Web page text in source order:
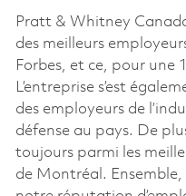
Pratt & Whitney
des meilleurs
Forbes, et ce, pour une
L’entreprise s’est
des employeurs de
défense au pays. De
toujours parmi les
de Montréal.